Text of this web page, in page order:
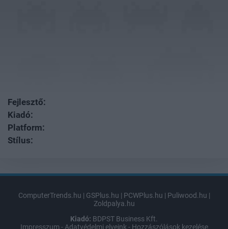
Fejlesztő:
Kiadó:
Platform:
Stílus:
ComputerTrends.hu | GSPlus.hu | PCWPlus.hu | Puliwood.hu |
Zoldpalya.hu
Kiadó: BDPST Business Kft.
Impresszum - Adatvédelmi elveink - Hozzászólások kezelése